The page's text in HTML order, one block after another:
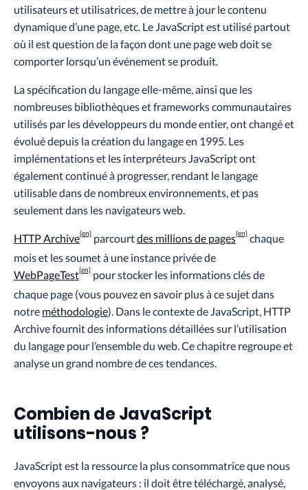
utilisateurs et utilisatrices, de mettre à jour le contenu
dynamique d’une page, etc. Le JavaScript est utilisé partout
où il est question de la façon dont une page web doit se
comporter lorsqu’un événement se produit.
La spécification du langage elle-même, ainsi que les
nombreuses bibliothèques etframeworkscommunautaires
utilisés par les développeurs du monde entier, ont changé et
évolué depuis la création du langage en 1995. Les
implémentations et les interpréteurs JavaScript ont
également continué à progresser, rendant le langage
utilisable dans de nombreux environnements, et pas
seulement dans les navigateurs web.
HTTP Archive parcourtdes millions de pages
chaque
mois et les soumet à une instance privée de
WebPageTest
pour stocker les informations clés de
chaque page (vous pouvez en savoir plus à ce sujet dans
notre méthodologie). Dans le contexte de JavaScript, HTTP
Archive fournit des informations détaillées sur l’utilisation
du langage pour l’ensemble du web. Ce chapitre regroupe et
analyse un grand nombre de ces tendances.
Combien de JavaScript
utilisons-nous ?
JavaScript est la ressource la plus consommatrice que nous
envoyons aux navigateurs : il doit être téléchargé, analysé,